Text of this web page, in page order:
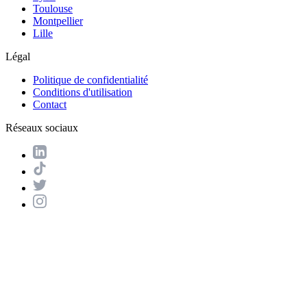
Toulouse
Montpellier
Lille
Légal
Politique de confidentialité
Conditions d'utilisation
Contact
Réseaux sociaux